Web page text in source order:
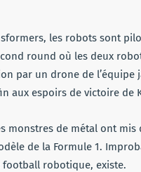
les robots sont
round où les deux
par un drone de
aux espoirs de victoire de
monstres de métal ont
de la Formule 1.
robotique, existe.